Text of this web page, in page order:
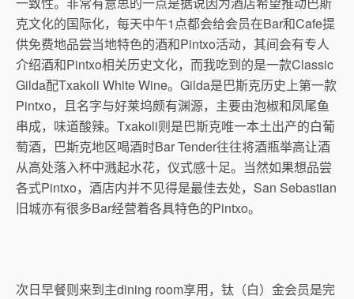
克文化的国际化，每天中午1点都会给会员在Bar和Cafe提
供免费地品尝当地特色的酒和Pintxo活动，其间会有专人
介绍酒和Pintxo相关历史文化，而我吃到的是一款Classic
Gilda配Txakoli White Wine。Gilda是巴斯克历史上第一款
Pintxo，且名字与好莱坞颇有渊源，主要由泡椒和凤尾鱼
串成，味道酸辣。Txakoli则是巴斯克唯一本土出产的白葡
萄酒，巴斯克地区喝酒时Bar Tender往往将酒瓶举高让酒
从高处落入杯中溅起水花，仪式感十足。当然如果想品尝
各式Pintxo，酒店内并不见得是最佳去处，San Sebastian
旧城亦有很多Bar经营着各具特色的Pintxo。
次日早餐则来到主dining room享用，钛（白）金会员是完